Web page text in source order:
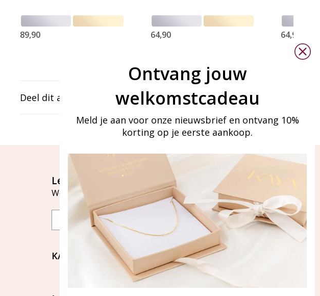
89,90 64,90 64,90
Deel dit artikel
Let's stay in touch
Word lid van onze mailinglijst
KAYA Sieraden
Bellen of WhatsApp Ma-Vr
tussen 09:00-17:00
Ontvang jouw
welkomstcadeau
Meld je aan voor onze nieuwsbrief en ontvang 10%
korting op je eerste aankoop.